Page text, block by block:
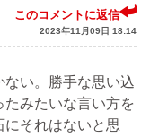
このコメントに返信
2023年11月09日 18:14
ない。勝手な思い込
みたいな言い方を
にそれはないと思